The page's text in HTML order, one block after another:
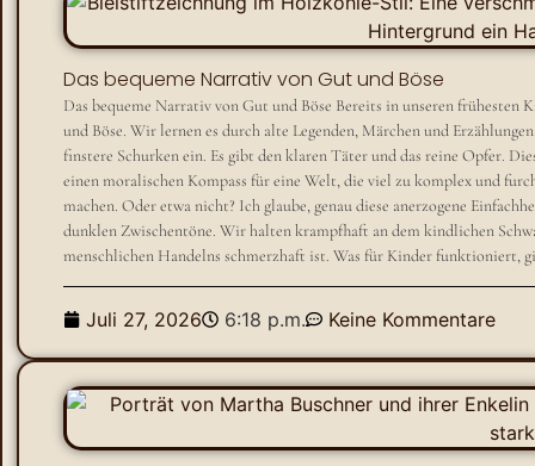
Das bequeme Narrativ von Gut und Böse
Das bequeme Narrativ von Gut und Böse Bereits in unseren
und Böse. Wir lernen es durch alte Legenden, Märchen und
finstere Schurken ein. Es gibt den klaren Täter und das reine Opfer.
einen moralischen Kompass für eine Welt, die viel zu komplex und
machen. Oder etwa nicht? Ich glaube, genau diese anerzogene
dunklen Zwischentöne. Wir halten krampfhaft an dem kindlichen
menschlichen Handelns schmerzhaft ist. Was für Kinder funktioniert,
Juli 27, 2026 6:18 p.m. Keine Kommentare